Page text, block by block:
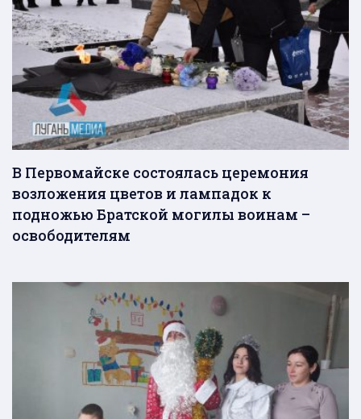
В Первомайске состоялась церемония
возложения цветов и лампадок к
подножью Братской могилы воинам –
освободителям